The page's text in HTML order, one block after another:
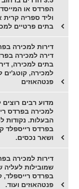
הפרדס או
וליד ספריה קרית
בתים פרטיים
דירות למכירה
דירה למכירה
בתים למכירה,
למכירה, קוטג'ים
פנטהאוזים
מדוע רבים
למכירה בפרדס
הבעלות. נקודות
בפרדס רייספלד
ושאר נכסים.
דירות למכירה
שמובילות לעליה
בפרדס רייספלד,
פנטהאוזים ועוד.